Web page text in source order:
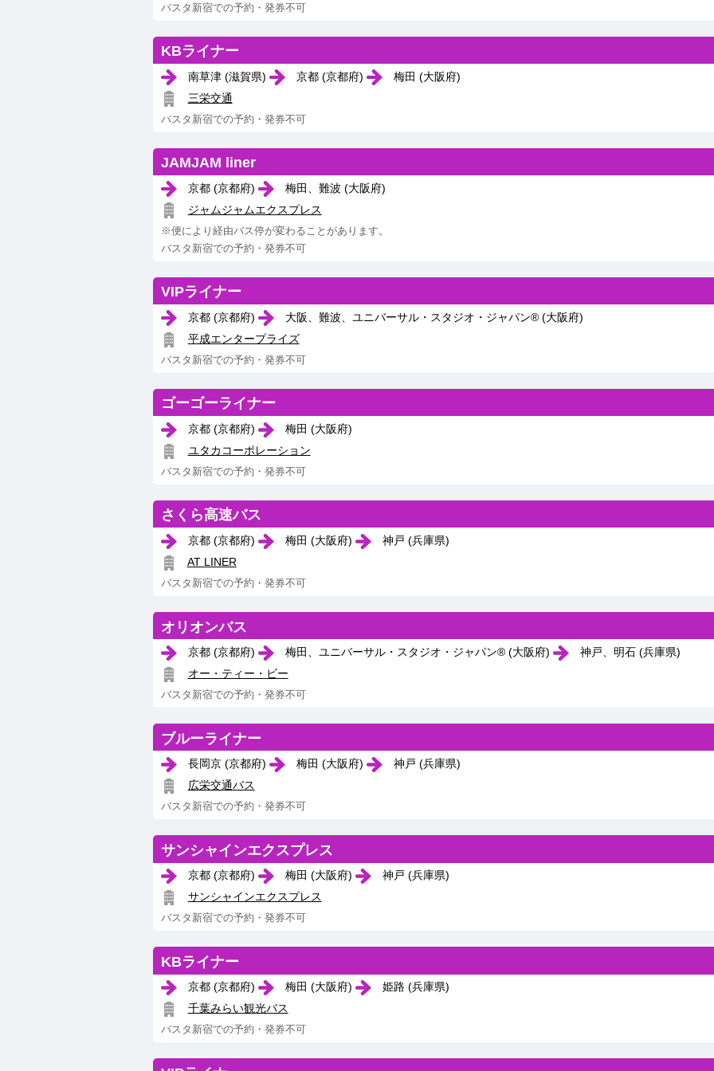
バスタ新宿での予約・発券不可
KBライナー
南草津 (滋賀県) 京都 (京都府)
梅田 (大阪府)
三栄交通
バスタ新宿での予約・発券不可
JAMJAM liner
京都 (京都府)
梅田、難波 (大阪府)
ジャムジャムエクスプレス
※便により経由バス停が変わることがあります。
バスタ新宿での予約・発券不可
VIPライナー
京都 (京都府)
大阪、難波、ユニバーサル・スタジオ・ジャパン® (大阪府)
平成エンタープライズ
バスタ新宿での予約・発券不可
ゴーゴーライナー
京都 (京都府)
梅田 (大阪府)
ユタカコーポレーション
バスタ新宿での予約・発券不可
さくら高速バス
京都 (京都府) 梅田 (大阪府)
神戸 (兵庫県)
AT LINER
バスタ新宿での予約・発券不可
オリオンバス
京都 (京都府) 梅田、ユニバーサル・スタジオ・ジャパン® (大阪府)
神戸、明石 (兵庫県)
オー・ティー・ビー
バスタ新宿での予約・発券不可
ブルーライナー
長岡京 (京都府) 梅田 (大阪府)
神戸 (兵庫県)
広栄交通バス
バスタ新宿での予約・発券不可
サンシャインエクスプレス
京都 (京都府) 梅田 (大阪府)
神戸 (兵庫県)
サンシャインエクスプレス
バスタ新宿での予約・発券不可
KBライナー
京都 (京都府) 梅田 (大阪府)
姫路 (兵庫県)
千葉みらい観光バス
バスタ新宿での予約・発券不可